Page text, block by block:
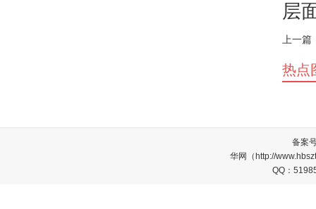
层
上一篇
热点
备案
华网（http://
QQ：